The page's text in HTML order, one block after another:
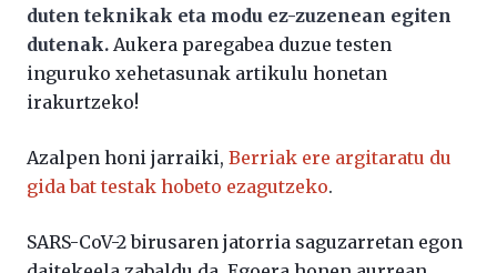
duten teknikak eta modu ez-zuzenean egiten
dutenak. Aukera paregabea duzue testen
inguruko xehetasunak artikulu honetan
irakurtzeko!
Azalpen honi jarraiki, Berriak ere argitaratu du
gida bat testak hobeto ezagutzeko.
SARS-CoV-2 birusaren jatorria saguzarretan egon